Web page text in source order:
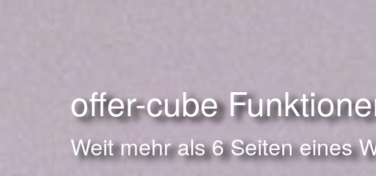
offer-cube
Weit mehr als 6 Seiten eines